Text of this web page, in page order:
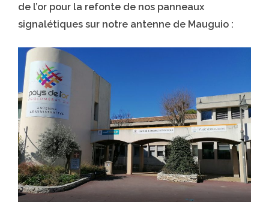
de l’or pour la refonte de nos panneaux
signalétiques sur notre antenne de Mauguio :